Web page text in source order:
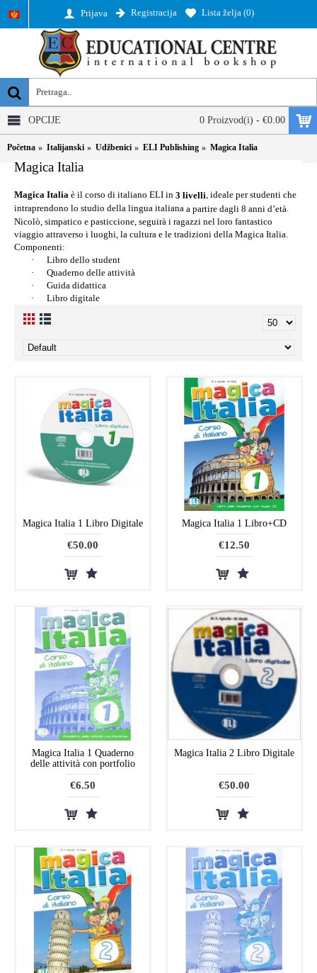
Prijava Registracija Lista želja (0)
0 Proizvod(i) - €0.00
OPCIJE
Početna Italijanski Udžbenici ELI Publishing Magica Italia
Magica Italia
Magica Italia è il corso di italiano ELI in 3 livelli, ideale per studenti che
intraprendono lo studio della lingua italiana a partire dagli 8 anni d’età.
Nicolò, simpatico e pasticcione, seguirà i ragazzi nel loro fantastico
viaggio attraverso i luoghi, la cultura e le tradizioni della Magica Italia.
Componenti:
·
Libro dello student
·
Quaderno delle attività
·
Guida didattica
·
Libro digitale
Magica Italia 1 Libro Digitale
€50.00
Magica Italia 1 Libro+CD
€12.50
Magica Italia 1 Quaderno
delle attività con portfolio
€6.50
Magica Italia 2 Libro Digitale
€50.00